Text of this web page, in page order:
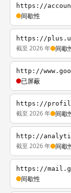
https://
间歇性
https://
截至 2026 年 间歇
http://
已屏蔽
https://
截至 2026 年 间歇
http://
截至 2026 年 间歇
https://
间歇性